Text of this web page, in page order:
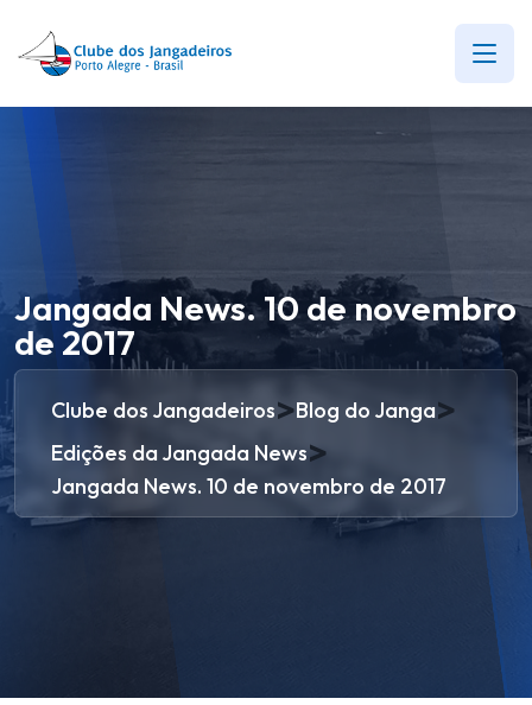
Jangada News. 10 de novembro
de 2017
Clube dos Jangadeiros>Blog do Janga>
Edições da Jangada News>
Jangada News. 10 de novembro de 2017